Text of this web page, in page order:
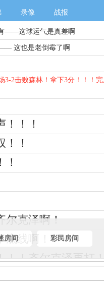
录像 战报
——这球运气是真差啊
这也是老倒霉了啊
3-2击败森林！拿下3分！！！
！！
！
克泽啊！
底线啊！
！！齐尔克泽再打
房间 彩民房间